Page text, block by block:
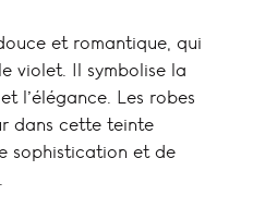
et romantique, qui
violet. Il symbolise la
l’élégance. Les robes
dans cette teinte
sophistication et de